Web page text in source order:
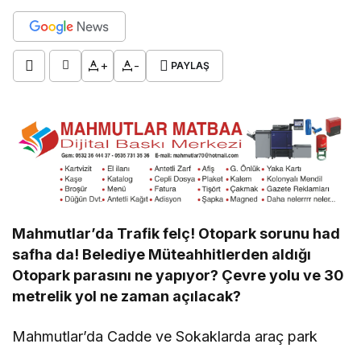
+ - PAYLAŞ
Mahmutlar’da Trafik felç! Otopark sorunu had
safha da! Belediye Müteahhitlerden aldığı
Otopark parasını ne yapıyor? Çevre yolu ve 30
metrelik yol ne zaman açılacak?
Mahmutlar’da Cadde ve Sokaklarda araç park